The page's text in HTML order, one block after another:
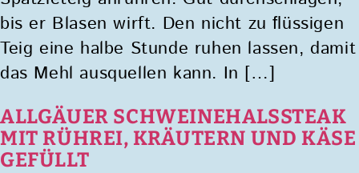
bis er Blasen wirft. Den nicht zu ﬂüssigen
Teig eine halbe Stunde ruhen lassen, damit
das Mehl ausquellen kann. In […]
ALLGÄUER SCHWEINEHALSSTEAK
MIT RÜHREI, KRÄUTERN UND KÄSE
GEFÜLLT